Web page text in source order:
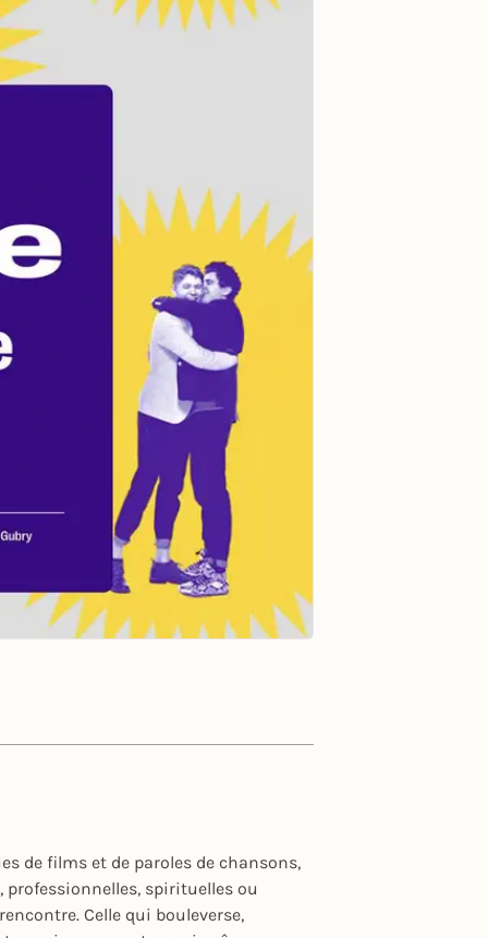
de films et de paroles de chansons,
spirituelles ou
Celle qui bouleverse,